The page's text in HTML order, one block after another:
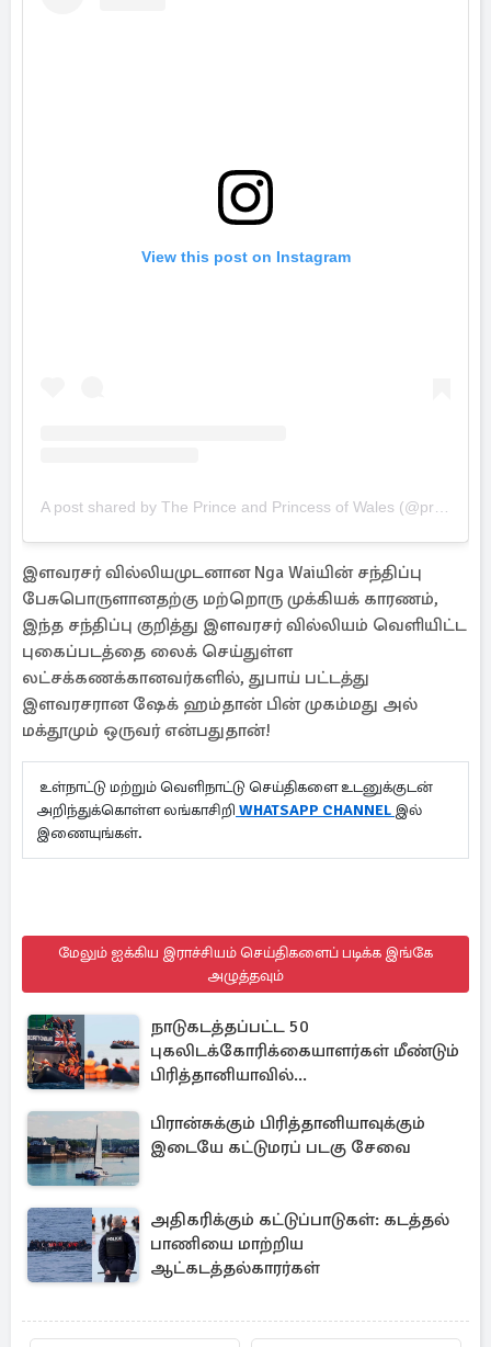
View this post on Instagram
இளவரசர் வில்லியமுடனான Nga Waiயின் சந்திப்பு
பேசுபொருளானதற்கு மற்றொரு முக்கியக் காரணம்,
இந்த சந்திப்பு குறித்து இளவரசர் வில்லியம் வெளியிட்ட
புகைப்படத்தை லைக் செய்துள்ள
லட்சக்கணக்கானவர்களில், துபாய் பட்டத்து
இளவரசரான ஷேக் ஹம்தான் பின் முகம்மது அல்
மக்தூமும் ஒருவர் என்பதுதான்!
உள்நாட்டு மற்றும் வெளிநாட்டு செய்திகளை உடனுக்குடன்
அறிந்துக்கொள்ள லங்காசிறி WHATSAPP CHANNEL இல்
இணையுங்கள்.
மேலும் ஐக்கிய இராச்சியம் செய்திகளைப் படிக்க இங்கே
அழுத்தவும்
நாடுகடத்தப்பட்ட 50
புகலிடக்கோரிக்கையாளர்கள் மீண்டும்
பிரித்தானியாவில்...
பிரான்சுக்கும் பிரித்தானியாவுக்கும்
இடையே கட்டுமரப் படகு சேவை
அதிகரிக்கும் கட்டுப்பாடுகள்: கடத்தல்
பாணியை மாற்றிய
ஆட்கடத்தல்காரர்கள்